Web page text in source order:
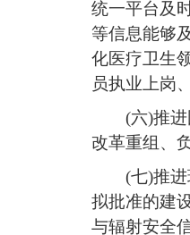
统一平台及
等信息能够
化医疗卫生
员执业上岗
(六)推
改革重组、
(七)推
拟批准的建
与辐射安全